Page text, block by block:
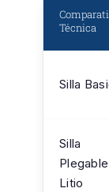
Técnica
Silla
Silla
Plegable
Litio